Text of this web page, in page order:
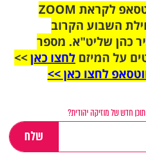
הצטרפו לקבוצת הוואטסאפ לקראת ZOOM
השבוע הקרוב
כהן שליט"א. מספר
על המיזם לחצו כאן>>
לחצו כאן >>
חדש של מוזיקה יהודית?